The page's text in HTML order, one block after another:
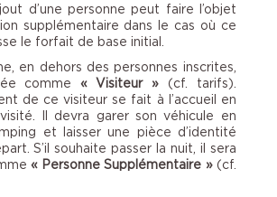
d’une personne peut faire l’objet
supplémentaire dans le cas où ce
le forfait de base initial.
en dehors des personnes inscrites,
comme « Visiteur »(cf. tarifs).
de ce visiteur se fait à l’accueil en
Il devra garer son véhicule en
et laisser une pièce d’identité
S’il souhaite passer la nuit, il sera
« Personne Supplémentaire »(cf.